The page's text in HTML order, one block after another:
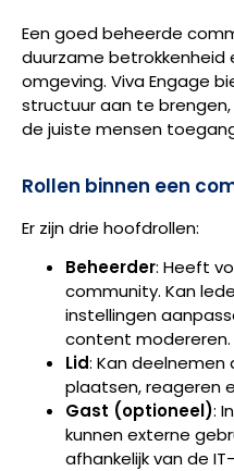
Een goed beheerde
duurzame betrokkenheid
omgeving. Viva Engage
structuur aan te
de juiste mensen
Rollen binnen een
Er zijn drie hoofdrollen:
Beheerder: Heeft
community. Kan
instellingen
content modereren.
Lid: Kan deelnemen
plaatsen, reageren
Gast (optioneel):
kunnen externe
afhankelijk van de